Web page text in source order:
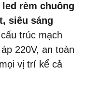
rèm chuông
siêu sáng
trúc mạch
220V, an toàn
vị trí kể cả